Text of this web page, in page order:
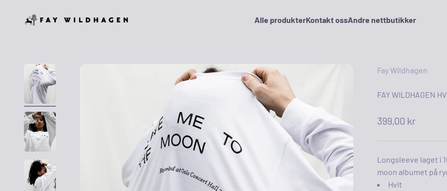
Alle produkterKontakt ossAndre nettbutikker
Fay Wildhagen
Fay Wildhagen
FAY WILDHAGEN
Salgspris
399,00 kr
Longsleeve laget i
moon albumet på
Hvit